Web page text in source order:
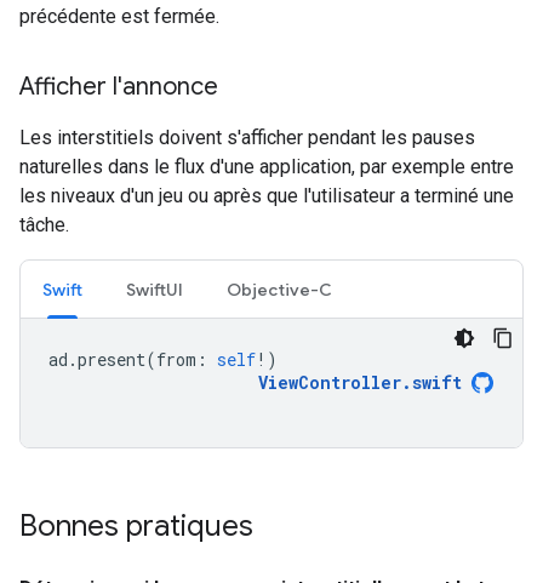
précédente est fermée.
Afficher l'annonce
Les interstitiels doivent s'afficher pendant les pauses
naturelles dans le flux d'une application, par exemple entre
les niveaux d'un jeu ou après que l'utilisateur a terminé une
tâche.
Swift SwiftUI Objective-C
ad .present(from : self!)
ViewController.swift
Bonnes pratiques